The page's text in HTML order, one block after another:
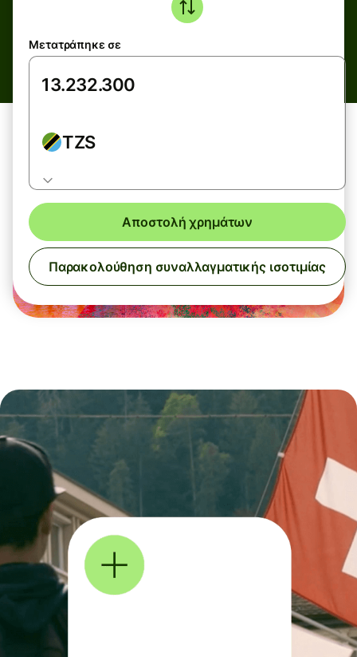
Μετατράπηκε σε
TZS
Αποστολή χρημάτων
Παρακολούθηση συναλλαγματικής ισοτιμίας